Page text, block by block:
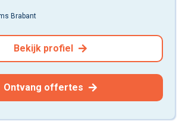
Brabant
Bekijk profiel
Ontvang offertes